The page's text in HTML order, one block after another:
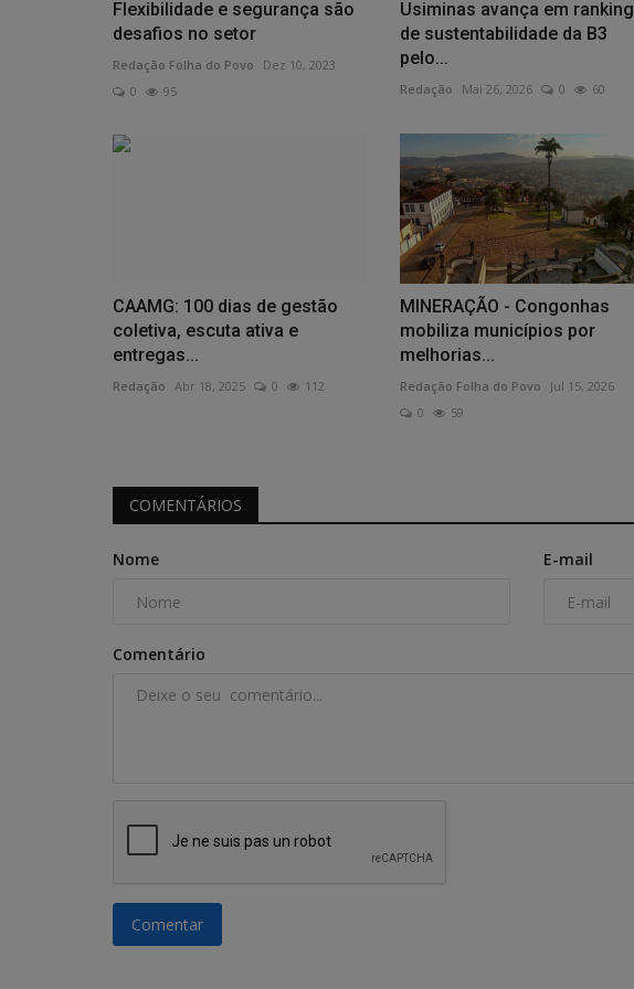
Flexibilidade e segurança são
desafios no setor
Redação Folha do Povo
Dez 10, 2023
0
95
Usiminas avança em ranking
de sustentabilidade da B3
pelo...
Redação Mai 26, 2026 0 60
CAAMG: 100 dias de gestão
coletiva, escuta ativa e
entregas...
Redação Abr 18, 2025 0 112
MINERAÇÃO - Congonhas
mobiliza municípios por
melhorias...
Redação Folha do Povo
Jul 15, 2026
0
59
COMENTÁRIOS
Nome E-mail
Comentário
Comentar